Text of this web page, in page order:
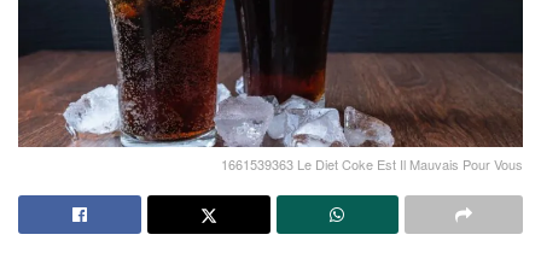
1661539363 Le Diet Coke Est Il Mauvais Pour Vous